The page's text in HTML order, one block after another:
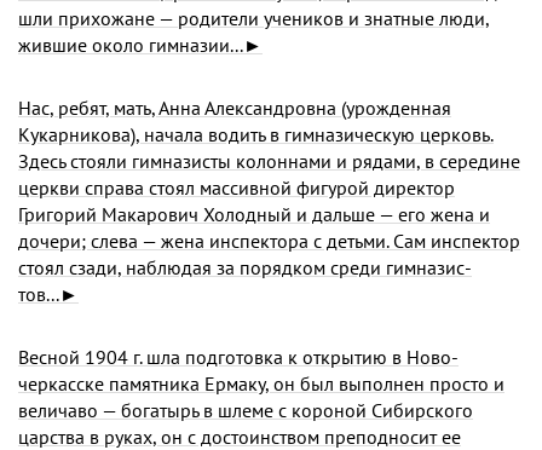
шли прихожане — родители учеников и знатные люди,
жившие около гимназии...►
Нас, ребят, мать, Анна Александровна (урожденная
Кукарникова), начала водить в гимназическую церковь.
Здесь стояли гимназисты колоннами и рядами, в сере­дине
церкви справа стоял массивной фигурой директор
Григорий Макарович Холодный и дальше — его жена и
дочери; слева — жена инспектора с детьми. Сам инспек­тор
стоял сзади, наблюдая за порядком среди гимназис­
тов...►
Весной 1904 г. шла подготовка к открытию в Ново­
черкасске памятника Ермаку, он был выполнен просто и
величаво — богатырь в шлеме с короной Сибирского
царства в руках, он с достоинством преподносит ее